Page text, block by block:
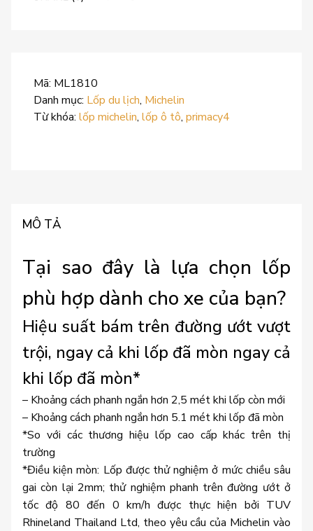
Mã: ML1810
Danh mục: Lốp du lịch, Michelin
Từ khóa: lốp michelin, lốp ô tô, primacy4
MÔ TẢ
Tại sao đây là lựa chọn lốp
phù hợp dành cho xe của bạn?
Hiệu suất bám trên đường ướt vượt
trội, ngay cả khi lốp đã mòn ngay cả
khi lốp đã mòn*
– Khoảng cách phanh ngắn hơn 2,5 mét khi lốp còn mới
– Khoảng cách phanh ngắn hơn 5.1 mét khi lốp đã mòn
*So với các thương hiệu lốp cao cấp khác trên thị
trường
*Điều kiện mòn: Lốp được thử nghiệm ở mức chiều sâu
gai còn lại 2mm; thử nghiệm phanh trên đường ướt ở
tốc độ 80 đến 0 km/h được thực hiện bởi TUV
Rhineland Thailand Ltd, theo yêu cầu của Michelin vào